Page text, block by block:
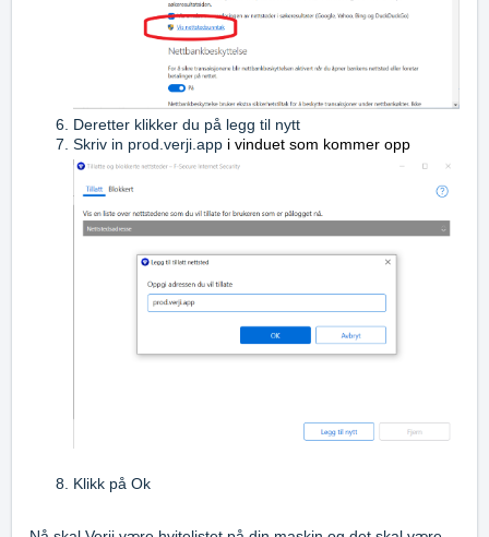
Deretter klikker du på legg til nytt
Skriv in prod.verji.app i vinduet som kommer opp
Klikk på Ok